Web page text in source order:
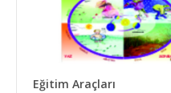
Eğitim Araçları